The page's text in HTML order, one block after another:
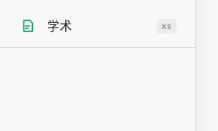
学术 xs